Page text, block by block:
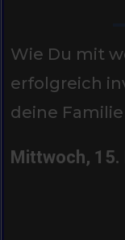
Wie Du mit
erfolgreich
deine
Mittwoch, 15.